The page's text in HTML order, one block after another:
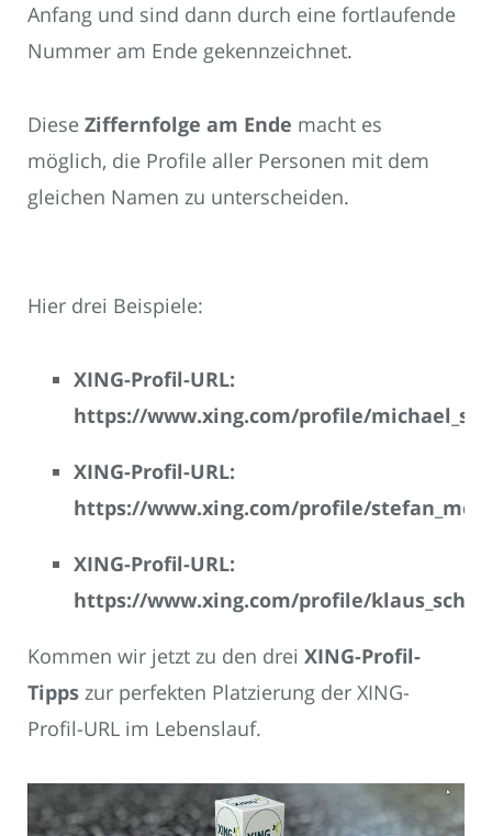
Anfang und sind dann durch eine fortlaufende
Nummer am Ende gekennzeichnet.
Diese Ziffernfolge am Ende macht es
möglich, die Profile aller Personen mit dem
gleichen Namen zu unterscheiden.
Hier drei Beispiele:
XING-Profil-URL:
https://www.xing.com/profile/
XING-Profil-URL:
https://www.xing.com/profile/
XING-Profil-URL:
https://www.xing.com/profile/
Kommen wir jetzt zu den drei XING-Profil-
Tipps zur perfekten Platzierung der XING-
Profil-URL im Lebenslauf.